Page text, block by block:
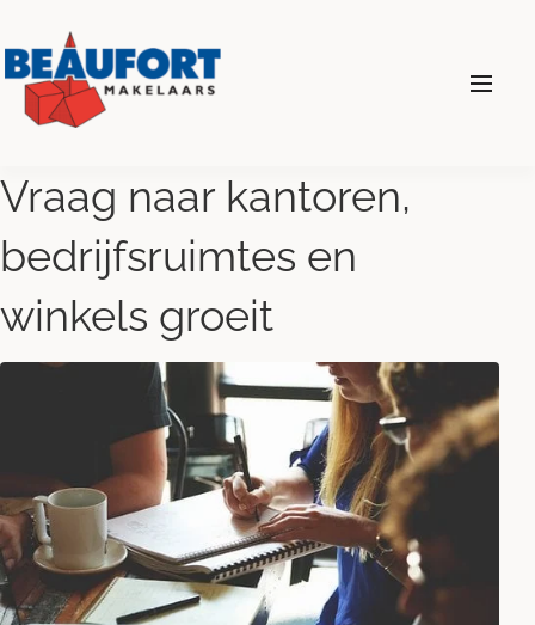
Diensten
Over ons
Blog
Vraag naar kantoren,
bedrijfsruimtes en
winkels groeit